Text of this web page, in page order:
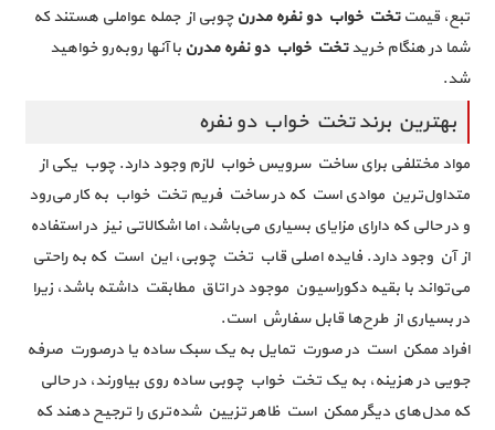
تبع، قیمتتخت خواب دو نفره مدرنچوبی از جمله عواملی هستند که
شما در هنگام خریدتخت خواب دو نفره مدرن با آنها روبه‌رو خواهید
شد.
بهترین برند تخت خواب دو نفره
مواد مختلفی برای ساخت سرویس خواب لازم وجود دارد. چوب یکی از
متداول‌ترین موادی است که در ساخت فریم تخت خواب به کار می‌رود
و در حالی که دارای مزایای بسیاری می‌باشد، اما اشکالاتی نیز در استفاده
از آن وجود دارد. فایده اصلی قاب تخت چوبی، این است که به راحتی
می‌تواند با بقیه دکوراسیون موجود در اتاق مطابقت داشته باشد، زیرا
در بسیاری از طرح‌ها قابل سفارش است.
افراد ممکن است در صورت تمایل به یک سبک ساده یا درصورت صرفه
جویی در هزینه، به یک تخت خواب چوبی ساده روی بیاورند، در حالی
که مدل‌های دیگر ممکن است ظاهر تزیین شده‌تری را ترجیح دهند که